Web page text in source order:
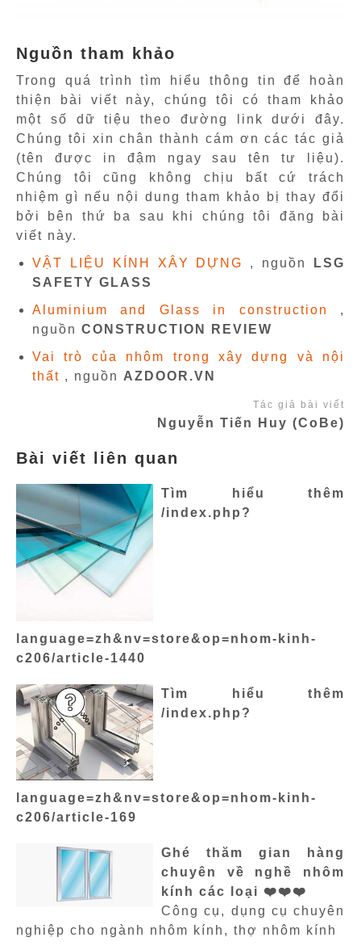
Nguồn tham khảo
Trong quá trình tìm hiểu thông tin để hoàn
thiện bài viết này, chúng tôi có tham khảo
một số dữ tiệu theo đường link dưới đây.
Chúng tôi xin chân thành cám ơn các tác giả
(tên được in đậm ngay sau tên tư liệu).
Chúng tôi cũng không chịu bất cứ trách
nhiệm gì nếu nội dung tham khảo bị thay đổi
bởi bên thứ ba sau khi chúng tôi đăng bài
viết này.
VẬT LIỆU KÍNH XÂY DỰNG
, nguồn
LSG
SAFETY GLASS
Aluminium and Glass in construction
,
nguồn CONSTRUCTION REVIEW
Vai trò của nhôm trong xây dựng và nội
thất , nguồn AZDOOR.VN
Tác giả bài viết
Nguyễn Tiến Huy (CoBe)
Bài viết liên quan
Tìm hiểu thêm
/index.php?
language=zh&nv=store&op=nhom-kinh-
c206/article-1440
Tìm hiểu thêm
/index.php?
language=zh&nv=store&op=nhom-kinh-
c206/article-169
Ghé thăm gian hàng
chuyên về nghề nhôm
kính các loại ❤️❤️❤️
Công cụ, dụng cụ chuyên
nghiệp cho ngành nhôm kính, thợ nhôm kính